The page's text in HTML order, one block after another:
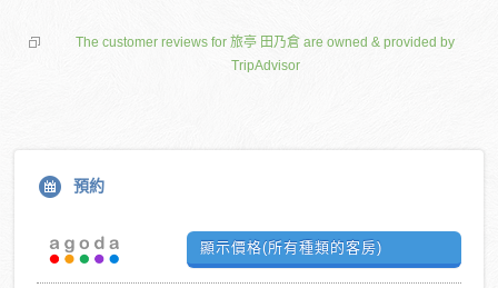
The customer reviews for 旅亭 田乃倉 are owned & provided by
TripAdvisor
預約
顯示價格(所有種類的客房)